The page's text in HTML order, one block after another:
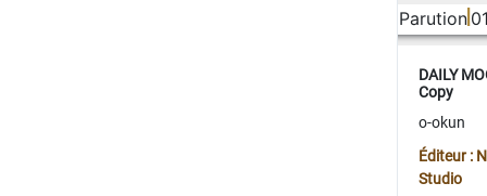
Parution
DAILY
Copy
o-okun
Éditeur :
Studio